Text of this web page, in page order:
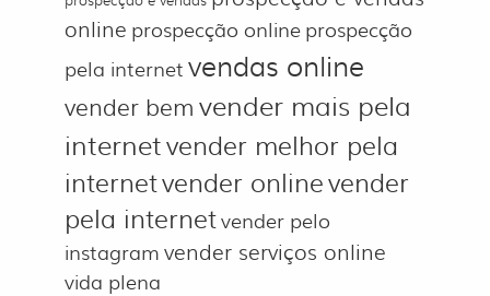
online prospecção online prospecção
pela internet vendas online
vender bemvender mais pela
internetvender melhor pela
internetvender onlinevender
pela internetvender pelo
instagram vender serviços online
vida plena